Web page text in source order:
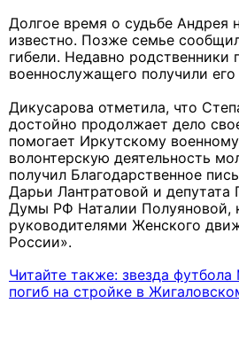
Долгое время о судьбе Андрея
известно. Позже семье
гибели. Недавно родственники
военнослужащего получили
Дикусарова отметила, что
достойно продолжает дело
помогает Иркутскому
волонтерскую деятельность
получил Благодарственное
Дарьи Лантратовой и депутата
Думы РФ Наталии Полуяновой,
руководителями Женского
России».
Читайте также: звезда
погиб на стройке в